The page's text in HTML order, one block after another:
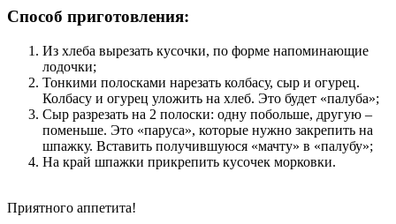
Способ приготовления:
Из хлеба вырезать кусочки, по форме напоминающие
лодочки;
Тонкими полосками нарезать колбасу, сыр и огурец.
Колбасу и огурец уложить на хлеб. Это будет «палуба»;
Сыр разрезать на 2 полоски: одну побольше, другую –
поменьше. Это «паруса», которые нужно закрепить на
шпажку. Вставить получившуюся «мачту» в «палубу»;
На край шпажки прикрепить кусочек морковки.
Приятного аппетита!